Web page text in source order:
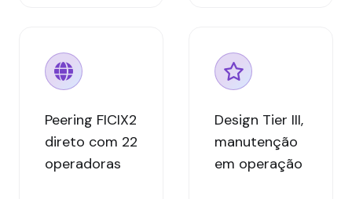
Peering FICIX2
direto com 22
operadoras
Design Tier III,
manutenção
em operação